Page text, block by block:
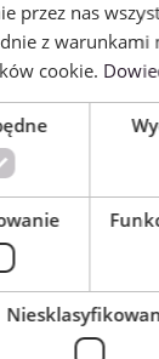
w
w uchwycie
maty z plotera
aby stworzyć
przez nas
z warunkami
cookie.